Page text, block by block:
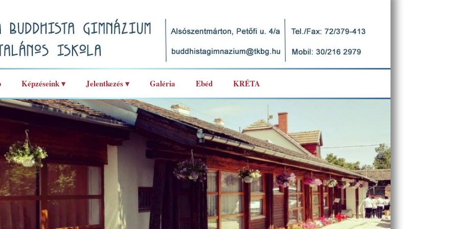
Képzéseink ▾ Jelentkezés ▾ Galéria Ebéd KRÉTA